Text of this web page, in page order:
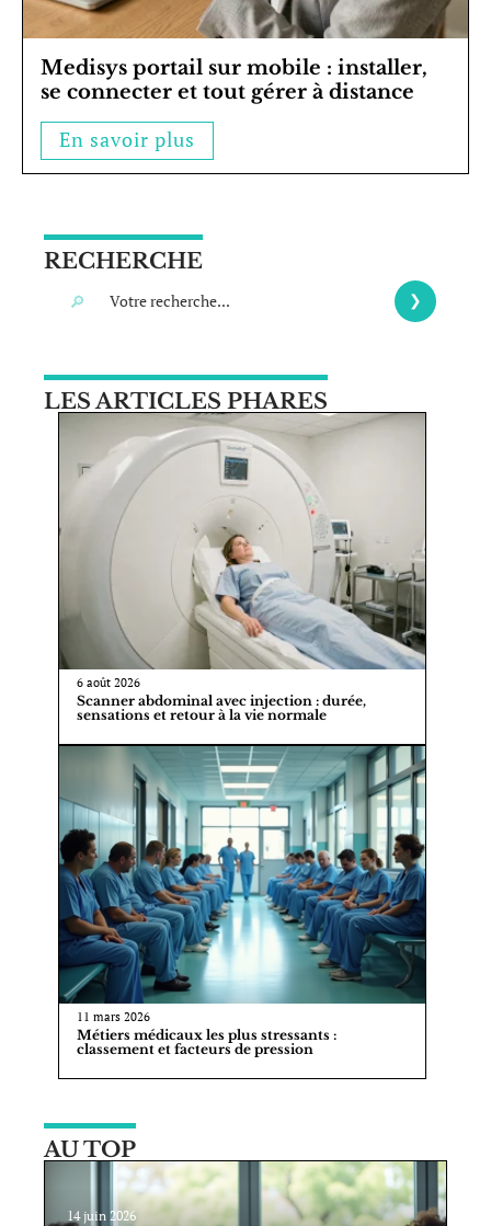
Medisys portail sur mobile : installer,
se connecter et tout gérer à distance
En savoir plus
RECHERCHE
LES ARTICLES PHARES
6 août 2026
Scanner abdominal avec injection : durée,
sensations et retour à la vie normale
11 mars 2026
Métiers médicaux les plus stressants :
classement et facteurs de pression
AU TOP
14 juin 2026